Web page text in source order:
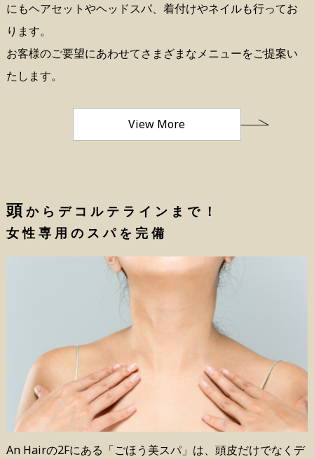
にもヘアセットやヘッドスパ、着付けやネイルも行ってお
ります。
お客様のご要望にあわせてさまざまなメニューをご提案い
たします。
View More
頭からデコルテラインまで！
女性専用のスパを完備
An Hairの2Fにある「ごほう美スパ」は、頭皮だけでなくデ